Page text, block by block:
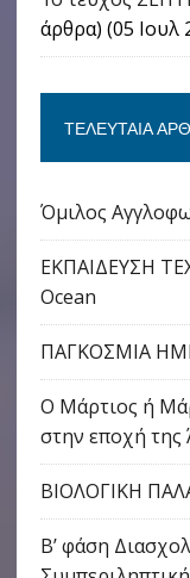
άρθρα) (05 Ιουλ
ΤΕΛΕΥΤΑΊΑ
Όμιλος
ΕΚΠΑΙΔΕΥΣΗ
Ocean
ΠΑΓΚΟΣΜΙΑ
Ο Μάρτιος ή
στην εποχή της
ΒΙΟΛΟΓΙΚΗ
Β’ φάση